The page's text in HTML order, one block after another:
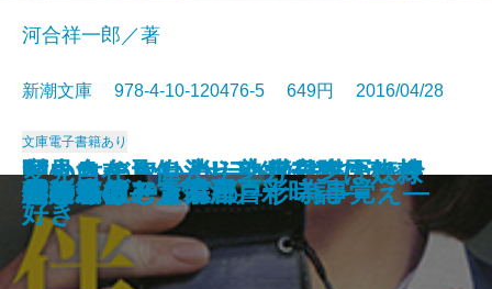
スクールカースト殺人教室
イン・ザ・ヘブン
いいとこ取り！ 熟年交際のスス
メ
村上ラヂオ3―サラダ好きのライ
オン―
私のなかの彼女
ヘタウマな愛
闇の女たち―消えゆく日本人街娼
の記録―
あきらめない心―心臓外科医は命
をつなぐ―
深読みシェイクスピア
シェイクスピアの正体
河合祥一郎／著
新潮文庫 978-4-10-120476-5 649円 2016/04/28
文庫電子書籍あり
伴連れ
雪まろげ―古手屋喜十 為事覚え―
雪の果て―人情江戸彩時記―
蛍の森
僕の名はアラム
結婚式のメンバー
トリモノート
小さいおじさん
ひとり飲む、京都
変見自在 偉人リンカーンは奴隷
好き